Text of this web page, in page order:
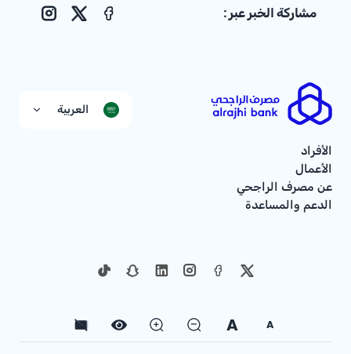
مشاركة الخبر عبر : Facebook
X
العربية
الأفراد
الأعمال
عن مصرف الراجحي
الدعم والمساعدة
A
A